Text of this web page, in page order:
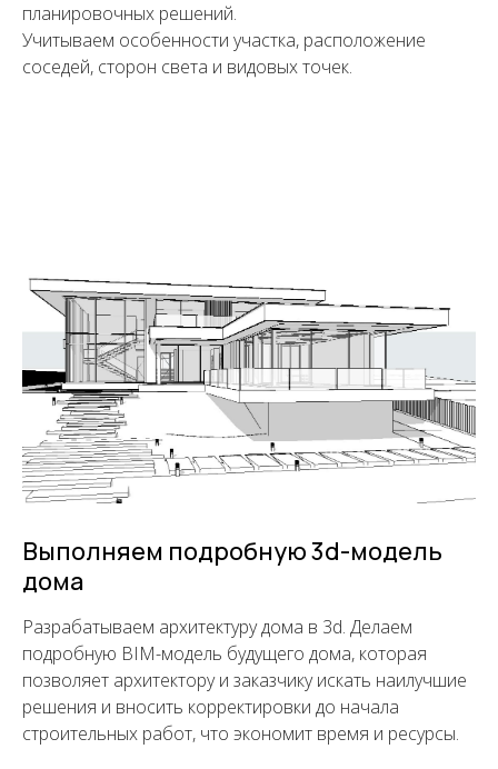
планировочных решений.
Учитываем особенности участка, расположение
соседей, сторон света и видовых точек.
Выполняем подробную 3d-модель
дома
Разрабатываем архитектуру дома в 3d. Делаем
подробную BIM-модель будущего дома, которая
позволяет архитектору и заказчику искать наилучшие
решения и вносить корректировки до начала
строительных работ, что экономит время и ресурсы.
Узнайте стоимость
проектирования
Получите подробный расчет
проектирования